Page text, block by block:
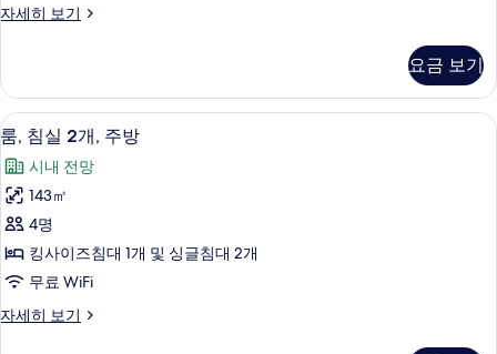
기
자세히 보기
Three
세
히
보
기
요금 보기
룸,
침
실
2
개,
주
방
사
1 개의 침실, 고급 침구, 객실 내 금고, 책
8
룸, 침실 2개, 주방
시내 전망
143㎡
4명
킹사이즈침대 1개 및 싱글침대 2개
무료 WiFi
자세히 보기
룸,